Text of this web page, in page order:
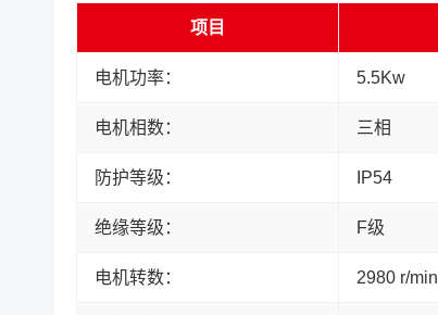
项目
电机功率： 5.5Kw
电机相数： 三相
防护等级： IP54
绝缘等级： F级
电机转数： 2980 r/min